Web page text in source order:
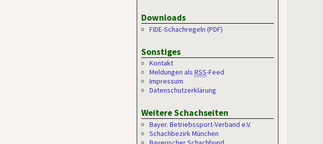
Downloads
FIDE-Schachregeln (PDF)
Sonstiges
Kontakt
Meldungen alsRSS-Feed
Impressum
Datenschutzerklärung
Weitere Schachseiten
Bayer. Betriebssport-Verband e.V.
Schachbezirk München